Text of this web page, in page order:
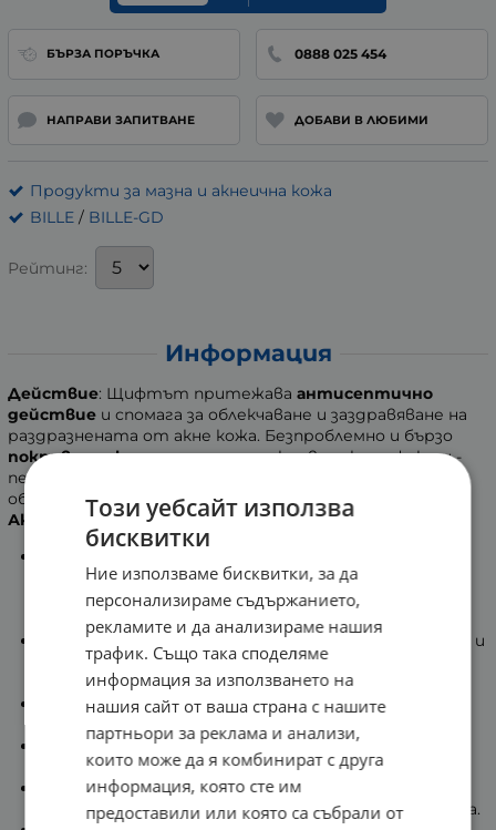
БЪРЗА ПОРЪЧКА 0888 025 454
НАПРАВИ ЗАПИТВАНЕ ДОБАВИ В ЛЮБИМИ
Продукти за мазна и акнеична кожа
BILLE / BILLE-GD
Рейтинг:
Информация
Действие: Щифтът притежава антисептично
действие и спомага за облекчаване и заздравяване на
раздразнената от акне кожа. Безпроблемно и бързо
покрива малки участъции прикрива леки дефекти -
петънца от завехнали пъпки, грапавини, пришки и
обриви.
Активни съставки:
раздразнената и възпалена кожа. Притежават
антисептичен и тонизиращ ефект, лек
анестетичен ефект.
Ихтиол
(Пейл) - компонент с натурален произход и
доказани антимикробни и противовъзпалителни
свойства, за по-здрава кожа.
Масло от чаено дърво- действа силно
Алфа-бизаболол -
подпомага регенерирането и
възпрепятства възпаленията.
Алантоин- достига в дълбочина в кожата.
Заздравява, успокоява, възстановява възпаленията.
Този уебсайт използва
бисквитки
Ние използваме бисквитки, за да
персонализираме съдържанието,
рекламите и да анализираме нашия
трафик. Също така споделяме
информация за използването на
нашия сайт от ваша страна с нашите
партньори за реклама и анализи,
които може да я комбинират с друга
информация, която сте им
предоставили или която са събрали от